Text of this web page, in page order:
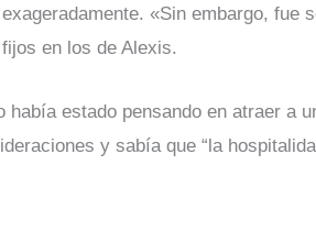
«Sin embargo,
en los de Alexis.
había estado pensando en atraer a
y sabía que “la